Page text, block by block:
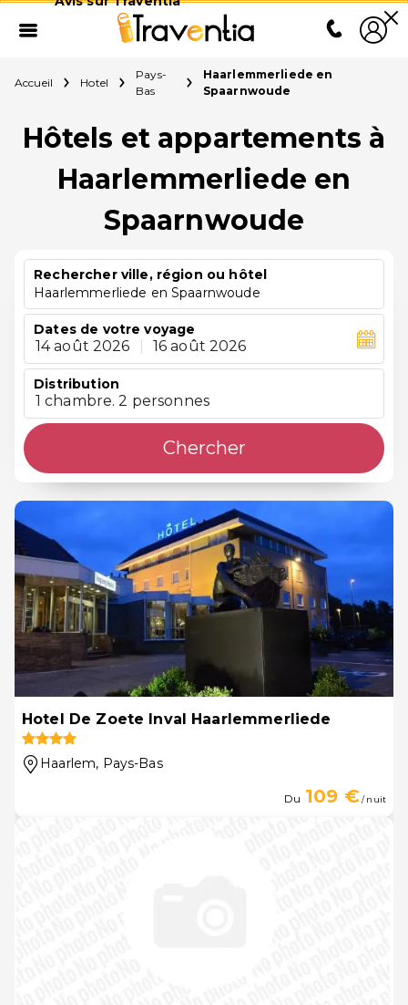
Accueil Hotel
Pays-
Bas
Haarlemmerliede en
Spaarnwoude
Hôtels et appartements à
Haarlemmerliede en
Spaarnwoude
Rechercher ville, région ou hôtel
Haarlemmerliede en Spaarnwoude
Dates de votre voyage
14 août 2026 16 août 2026
Distribution
1 chambre. 2 personnes
Chercher
Hotel De Zoete Inval Haarlemmerliede
Haarlem, Pays-Bas
Du 109 €/ nuit